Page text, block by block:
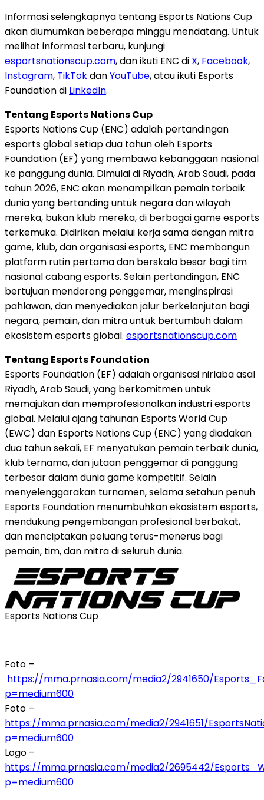
Informasi selengkapnya tentang Esports Nations Cup
akan diumumkan beberapa minggu mendatang. Untuk
melihat informasi terbaru, kunjungi
esportsnationscup.com, dan ikuti ENC di X, Facebook,
Instagram, TikTokdanYouTube, atau ikuti Esports
Foundation di LinkedIn.
Tentang Esports Nations Cup
Esports Nations Cup (ENC) adalah pertandingan
esports global setiap dua tahun oleh Esports
Foundation (EF) yang membawa kebanggaan nasional
ke panggung dunia. Dimulai di Riyadh, Arab Saudi, pada
tahun 2026, ENC akan menampilkan pemain terbaik
dunia yang bertanding untuk negara dan wilayah
mereka, bukan klub mereka, di berbagai game esports
terkemuka. Didirikan melalui kerja sama dengan mitra
game, klub, dan organisasi esports, ENC membangun
platform rutin pertama dan berskala besar bagi tim
nasional cabang esports. Selain pertandingan, ENC
bertujuan mendorong penggemar, menginspirasi
pahlawan, dan menyediakan jalur berkelanjutan bagi
negara, pemain, dan mitra untuk bertumbuh dalam
ekosistem esports global. esportsnationscup.com
Tentang Esports Foundation
Esports Foundation (EF) adalah organisasi nirlaba asal
Riyadh, Arab Saudi, yang berkomitmen untuk
memajukan dan memprofesionalkan industri esports
global. Melalui ajang tahunan Esports World Cup
(EWC) dan Esports Nations Cup (ENC) yang diadakan
dua tahun sekali, EF menyatukan pemain terbaik dunia,
klub ternama, dan jutaan penggemar di panggung
terbesar dalam dunia game kompetitif. Selain
menyelenggarakan turnamen, selama setahun penuh
Esports Foundation menumbuhkan ekosistem esports,
mendukung pengembangan profesional berbakat,
dan menciptakan peluang terus-menerus bagi
pemain, tim, dan mitra di seluruh dunia.
Esports Nations Cup
Foto –
https://mma.prnasia.com/media2/2941650/
p=medium600
Foto –
https://mma.prnasia.com/media2/2941651/
p=medium600
Logo –
https://mma.prnasia.com/media2/2695442/
p=medium600